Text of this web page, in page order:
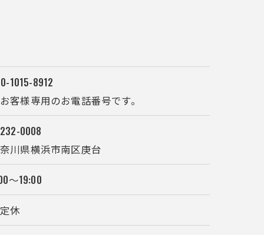
1015-8912
客様専用のお電話番号です。
0008
川県横浜市南区庚台
～19:00
休